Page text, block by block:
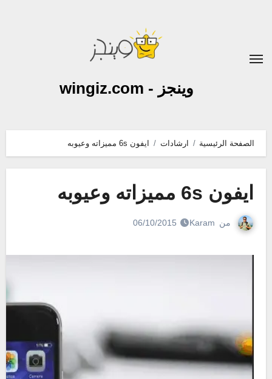
وينجز - wingiz.com
الصفحة الرئيسية ارشادات ايفون 6s مميزاته وعيوبه
ايفون 6s مميزاته وعيوبه
من Karam
06/10/2015